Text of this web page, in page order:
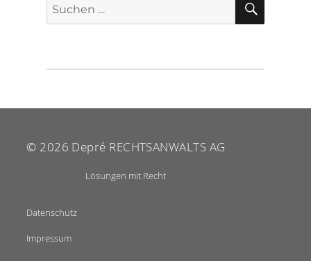
nach:
© 2026 Depré RECHTSANWALTS AG
Lösungen mit Recht
Datenschutz
Impressum